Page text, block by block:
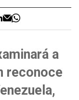
a
reconoce